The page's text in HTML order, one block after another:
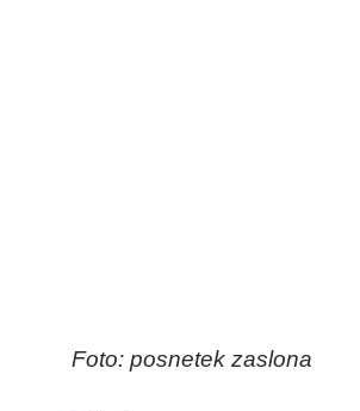
Foto: posnetek zaslona